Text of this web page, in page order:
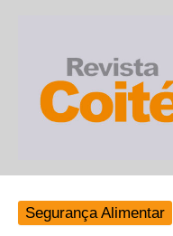
conteúdo
Segurança Alimentar